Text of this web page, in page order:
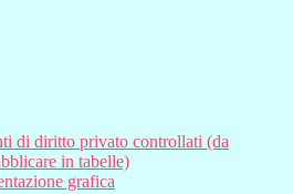
di diritto privato controllati (da
in tabelle)
grafica